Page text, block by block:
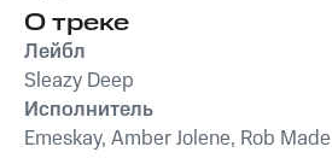
О треке
Лейбл
Sleazy Deep
Исполнитель
Emeskay, Amber Jolene, Rob Made